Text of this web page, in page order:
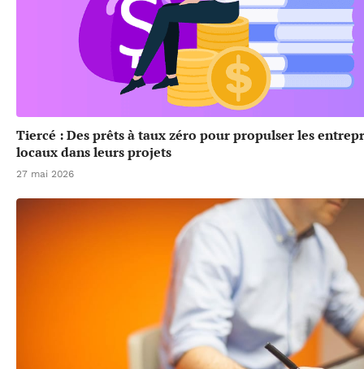
Tiercé : Des prêts à taux zéro pour propulser les
locaux dans leurs projets
27 mai 2026